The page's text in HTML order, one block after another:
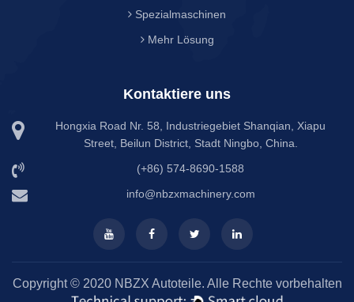
Spezialmaschinen
Mehr Lösung
Kontaktiere uns
Hongxia Road Nr. 58, Industriegebiet Shanqian, Xiapu
Street, Beilun District, Stadt Ningbo, China.
(+86) 574-8690-1588
info@nbzxmachinery.com
Copyright © 2020 NBZX Autoteile. Alle Rechte vorbehalten